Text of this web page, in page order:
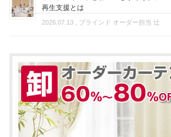
再生支援とは
2026.07.13 , ブラインド オーダー担当 辻